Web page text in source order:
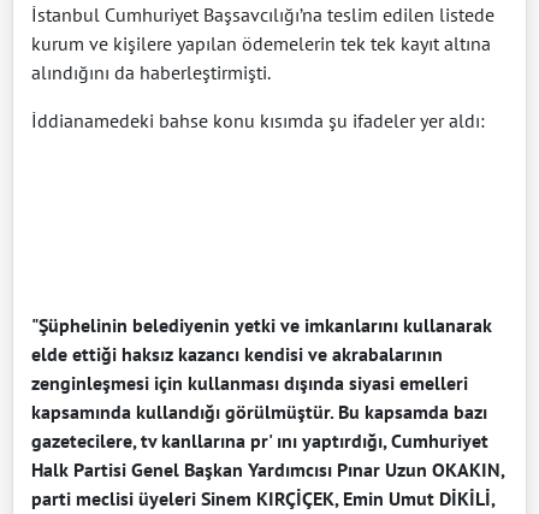
İstanbul Cumhuriyet Başsavcılığı’na teslim edilen listede
kurum ve kişilere yapılan ödemelerin tek tek kayıt altına
alındığını da haberleştirmişti.
İddianamedeki bahse konu kısımda şu ifadeler yer aldı:
"Şüphelinin belediyenin yetki ve imkanlarını kullanarak
elde ettiği haksız kazancı kendisi ve akrabalarının
zenginleşmesi için kullanması dışında siyasi emelleri
kapsamında kullandığı görülmüştür. Bu kapsamda bazı
gazetecilere, tv kanllarına pr' ını yaptırdığı, Cumhuriyet
Halk Partisi Genel Başkan Yardımcısı Pınar Uzun OKAKIN,
parti meclisi üyeleri Sinem KIRÇİÇEK, Emin Umut DİKİLİ,